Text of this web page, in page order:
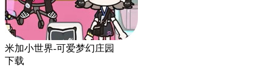
米加小世界-可爱梦幻庄园
下载